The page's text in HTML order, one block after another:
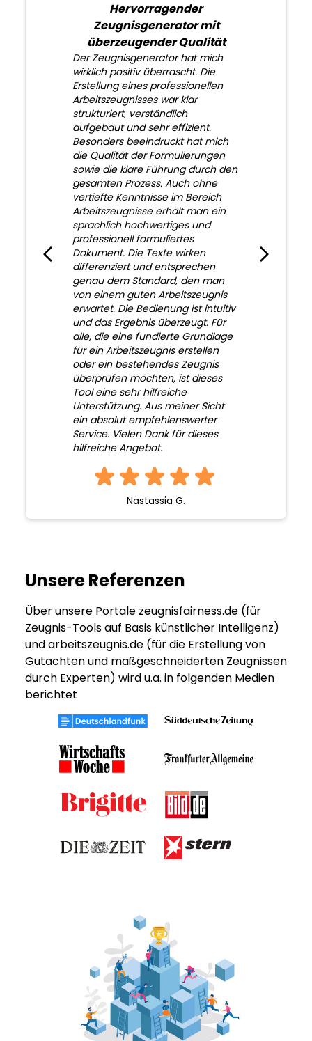
Hervorragender
Zeugnisgenerator mit
überzeugender Qualität
Der Zeugnisgenerator hat mich
wirklich positiv überrascht. Die
Erstellung eines professionellen
Arbeitszeugnisses war klar
strukturiert, verständlich
aufgebaut und sehr effizient.
Besonders beeindruckt hat mich
die Qualität der Formulierungen
sowie die klare Führung durch den
gesamten Prozess. Auch ohne
vertiefte Kenntnisse im Bereich
Arbeitszeugnisse erhält man ein
sprachlich hochwertiges und
professionell formuliertes
Dokument. Die Texte wirken
differenziert und entsprechen
genau dem Standard, den man
von einem guten Arbeitszeugnis
erwartet. Die Bedienung ist intuitiv
und das Ergebnis überzeugt. Für
alle, die eine fundierte Grundlage
für ein Arbeitszeugnis erstellen
oder ein bestehendes Zeugnis
überprüfen möchten, ist dieses
Tool eine sehr hilfreiche
Unterstützung. Aus meiner Sicht
ein absolut empfehlenswerter
Service. Vielen Dank für dieses
hilfreiche Angebot.
Nastassia G.
Unsere Referenzen
Über unsere Portale zeugnisfairness.de (für
Zeugnis-Tools auf Basis künstlicher Intelligenz)
und arbeitszeugnis.de (für die Erstellung von
Gutachten und maßgeschneiderten Zeugnissen
durch Experten) wird u.a. in folgenden Medien
berichtet